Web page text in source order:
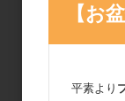
【お
平素より